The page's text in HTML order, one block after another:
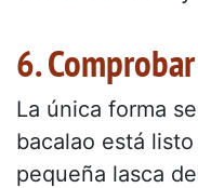
6.
La única forma
bacalao está
pequeña lasca